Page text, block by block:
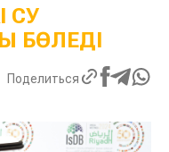
СУ
БӨЛЕДІ
Поделиться